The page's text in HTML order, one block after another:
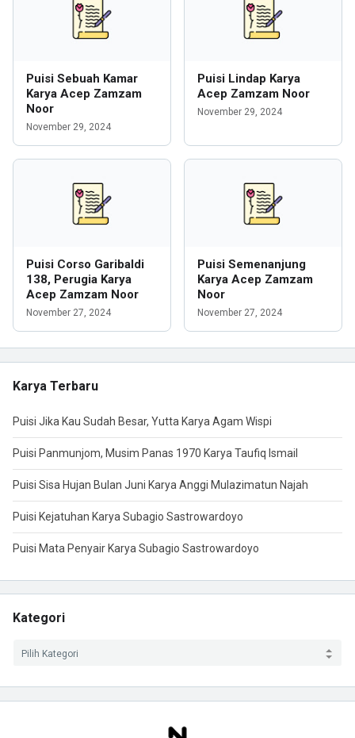
Puisi Sebuah Kamar
Karya Acep Zamzam
Noor
November 29, 2024
Puisi Lindap Karya
Acep Zamzam Noor
November 29, 2024
Puisi Corso Garibaldi
138, Perugia Karya
Acep Zamzam Noor
November 27, 2024
Puisi Semenanjung
Karya Acep Zamzam
Noor
November 27, 2024
Karya Terbaru
Puisi Jika Kau Sudah Besar, Yutta Karya Agam Wispi
Puisi Panmunjom, Musim Panas 1970 Karya Taufiq Ismail
Puisi Sisa Hujan Bulan Juni Karya Anggi Mulazimatun Najah
Puisi Kejatuhan Karya Subagio Sastrowardoyo
Puisi Mata Penyair Karya Subagio Sastrowardoyo
Kategori